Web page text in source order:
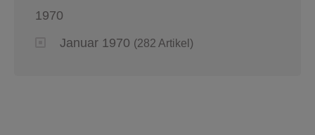
1970
Januar 1970 (282 Artikel)